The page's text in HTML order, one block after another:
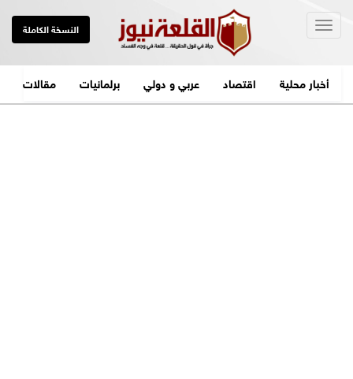
النسخة الكاملة
أخبار محلية اقتصاد عربي و دولي برلمانيات مقالات